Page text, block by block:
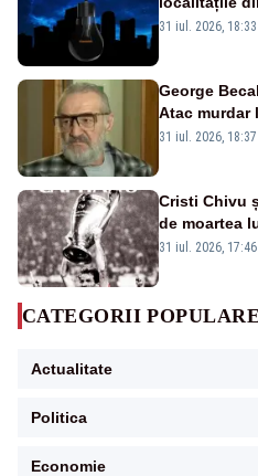
31 iul. 2026, 18:33
George
Atac murdar
sportiv –
31 iul. 2026, 18:37
Cristi Chivu
de moartea
a fotbalului
31 iul. 2026, 17:46
CATEGORII
Actualitate
Politica
Economie